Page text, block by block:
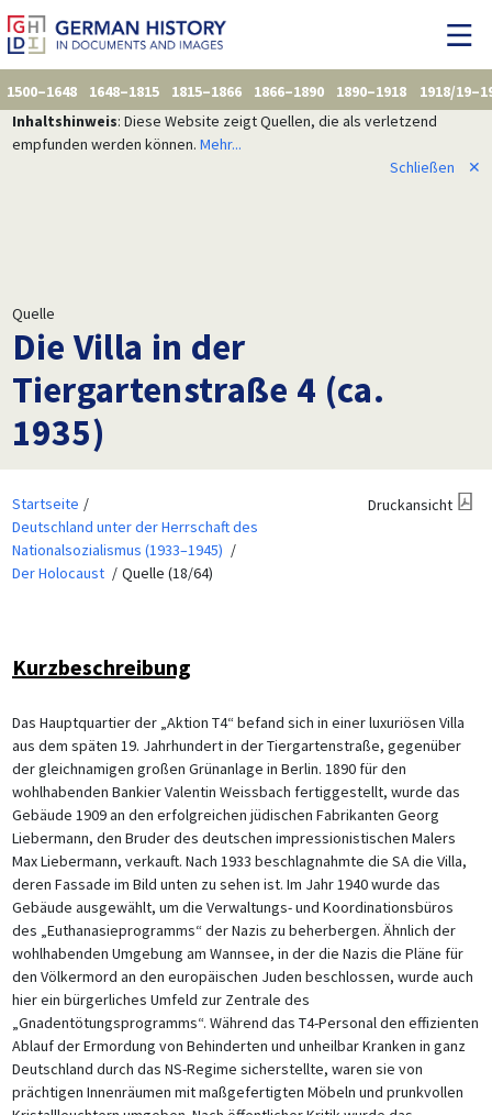
1500–1648 1648–1815 1815–1866 1866–1890 1890–1918
1918/
Inhaltshinweis: Diese Website zeigt Quellen, die als verletzend
empfunden werden können. Mehr...
Schließen
✕
Quelle
Die Villa in der
Tiergartenstraße 4 (ca.
1935)
Startseite
Deutschland unter der Herrschaft des
Nationalsozialismus (1933–1945)
Der Holocaust
Quelle (18/64)
Druckansicht
Kurzbeschreibung
Das Hauptquartier der „Aktion T4“ befand sich in einer luxuriösen Villa
aus dem späten 19. Jahrhundert in der Tiergartenstraße, gegenüber
der gleichnamigen großen Grünanlage in Berlin. 1890 für den
wohlhabenden Bankier Valentin Weissbach fertiggestellt, wurde das
Gebäude 1909 an den erfolgreichen jüdischen Fabrikanten Georg
Liebermann, den Bruder des deutschen impressionistischen Malers
Max Liebermann, verkauft. Nach 1933 beschlagnahmte die SA die Villa,
deren Fassade im Bild unten zu sehen ist. Im Jahr 1940 wurde das
Gebäude ausgewählt, um die Verwaltungs- und Koordinationsbüros
des „Euthanasieprogramms“ der Nazis zu beherbergen. Ähnlich der
wohlhabenden Umgebung am Wannsee, in der die Nazis die Pläne für
den Völkermord an den europäischen Juden beschlossen, wurde auch
hier ein bürgerliches Umfeld zur Zentrale des
„Gnadentötungsprogramms“. Während das T4-Personal den effizienten
Ablauf der Ermordung von Behinderten und unheilbar Kranken in ganz
Deutschland durch das NS-Regime sicherstellte, waren sie von
prächtigen Innenräumen mit maßgefertigten Möbeln und prunkvollen